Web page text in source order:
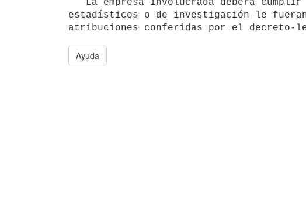
estadísticos o de investigación le
atribuciones conferidas por el decreto-
Ayuda